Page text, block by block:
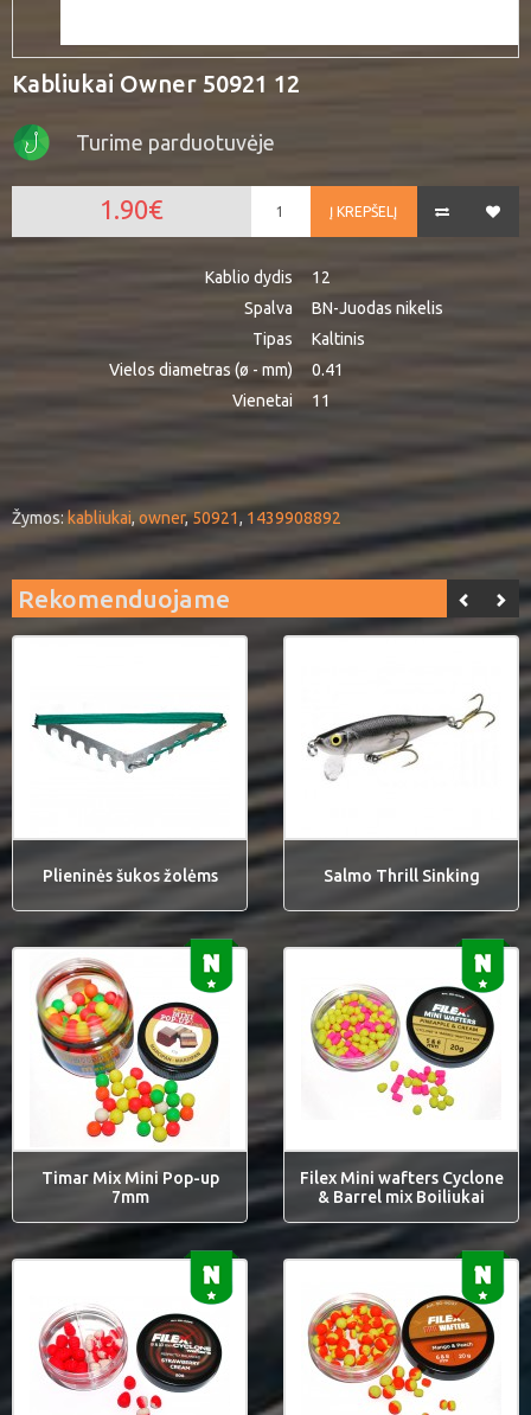
Kabliukai Owner 50921 12
Turime parduotuvėje
Į KREPŠELĮ
1.90€
Kablio dydis
12
Spalva
BN-Juodas nikelis
Tipas
Kaltinis
Vielos diametras (ø - mm)
0.41
Vienetai
11
Žymos:kabliukai, owner,50921, 1439908892
Rekomenduojame
Plieninės šukos žolėms Salmo Thrill Sinking
Timar Mix Mini Pop-up
7mm
Filex Mini wafters Cyclone
& Barrel mix Boiliukai